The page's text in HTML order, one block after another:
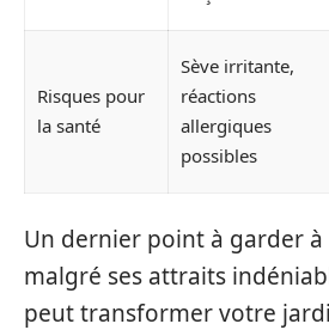
Risques pour
la santé
Sève irritante,
réactions
allergiques
possibles
Un dernier point à garder à
malgré ses attraits
peut transformer votre